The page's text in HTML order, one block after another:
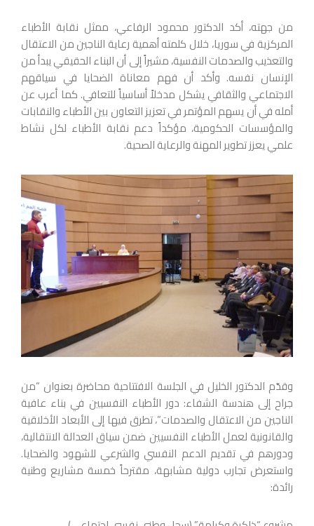
من جهته، أكد الدكتور محمود الرفاعي، ممثل نقابة الأطباء
المركزية في سوريا، خلال كلمته أهمية رعاية الناجين من الاعتقال
والتعذيب والصدمات النفسية، مشيراً إلى أن البناء الحقيقي يبدأ من
الإنسان نفسه. وأكد أن فهم معاناة الضحايا في سياقهم
الاجتماعي والثقافي يشكل مدخلاً أساسياً للتعافي. كما أعرب عن
أمله في أن يسهم المؤتمر في تعزيز التعاون بين الأطباء والنقابات
والمؤسسات الحكومية، مؤكداً دعم نقابة الأطباء لكل نشاط
علمي يعزز تطوير المهنة والرعاية الصحية.
وقدّم الدكتور الخليل في الجلسة الافتتاحية محاضرة بعنوان “من
جراح إلى هندسة الشفاء: دور الأطباء النفسيين في بناء عافية
الناجين من الاعتقال والصدمات”، تطرق فيها إلى الأبعاد الأخلاقية
والقانونية لعمل الأطباء النفسيين ضمن سياق العدالة الانتقالية،
ودورهم في تقديم الدعم النفسي والشرعي للشهود والضحايا.
واستعرض تجارب دولية مشابهة، مقترحاً خمسة مشاريع وطنية
رائدة: